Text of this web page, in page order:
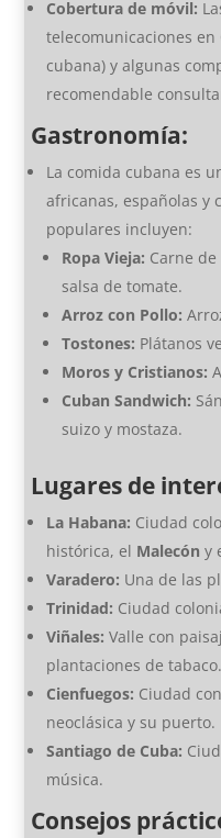
Cobertura de móvil:
telecomunicaciones en
cubana) y algunas
recomendable
Gastronomía:
La comida cubana es
africanas, españolas y
populares incluyen:
Ropa Vieja: Carne
salsa de tomate.
Arroz con Pollo:
Tostones: Plátanos
Moros y Cristianos:
Cuban Sandwich:
suizo y mostaza.
Lugares de
La Habana: Ciudad
histórica, el Malecón y
Varadero: Una de las
Trinidad: Ciudad
Viñales: Valle con
plantaciones de tabaco.
Cienfuegos: Ciudad
neoclásica y su puerto.
Santiago de Cuba:
música.
Consejos